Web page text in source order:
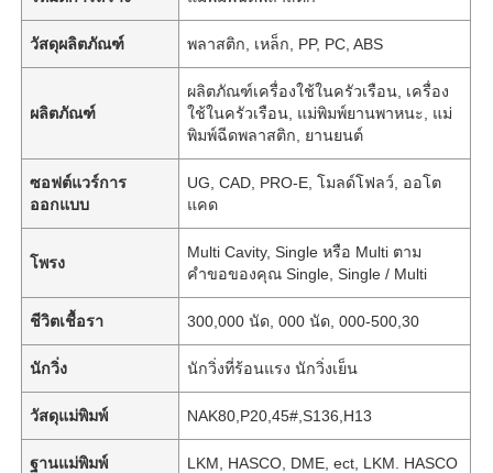
วัสดุผลิตภัณฑ์ พลาสติก, เหล็ก, PP, PC, ABS
ผลิตภัณฑ์
ผลิตภัณฑ์เครื่องใช้ในครัวเรือน, เครื่อง
ใช้ในครัวเรือน, แม่พิมพ์ยานพาหนะ, แม่
พิมพ์ฉีดพลาสติก, ยานยนต์
ซอฟต์แวร์การ
ออกแบบ
UG, CAD, PRO-E, โมลด์โฟลว์, ออโต
แคด
โพรง
Multi Cavity, Single หรือ Multi ตาม
คำขอของคุณ Single, Single / Multi
ชีวิตเชื้อรา 300,000 นัด, 000 นัด, 000-500,30
นักวิ่ง นักวิ่งที่ร้อนแรง นักวิ่งเย็น
วัสดุแม่พิมพ์ NAK80,P20,45#,S136,H13
ฐานแม่พิมพ์ LKM, HASCO, DME, ect, LKM. HASCO